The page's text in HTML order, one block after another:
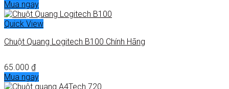
Mua ngay
Quick View
Chuột Quang Logitech B100 Chính Hãng
65.000 ₫
Mua ngay